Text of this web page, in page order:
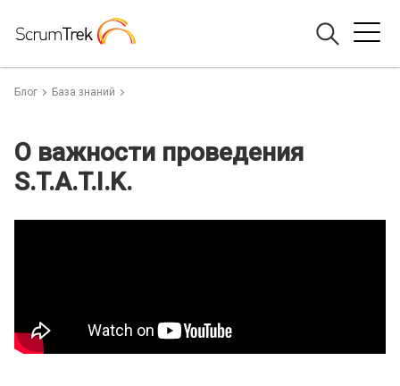
Блог База знаний
О важности проведения
S.T.A.T.I.K.